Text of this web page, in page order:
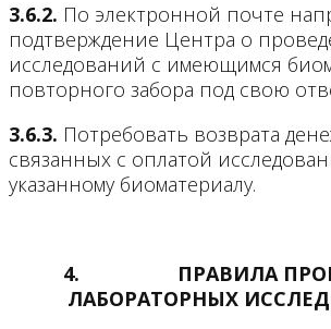
3.6.2. По электронной почте
подтверждение Центра о
исследований с имеющимся
повторного забора под свою
3.6.3. Потребовать возврата
связанных с оплатой
указанному биоматериалу.
4.
ПРАВИЛА
ЛАБОРАТОРНЫХ